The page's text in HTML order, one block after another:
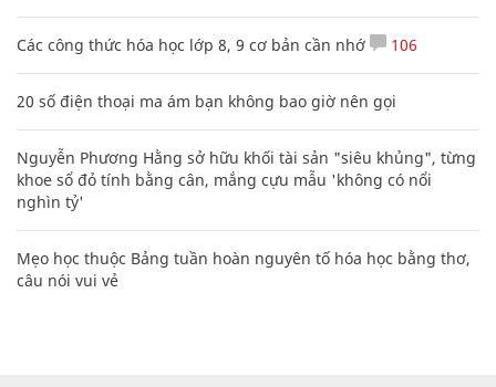
Các công thức hóa học lớp 8, 9 cơ bản cần nhớ 106
20 số điện thoại ma ám bạn không bao giờ nên gọi
Nguyễn Phương Hằng sở hữu khối tài sản "siêu khủng", từng
khoe sổ đỏ tính bằng cân, mắng cựu mẫu 'không có nổi
nghìn tỷ'
Mẹo học thuộc Bảng tuần hoàn nguyên tố hóa học bằng thơ,
câu nói vui vẻ